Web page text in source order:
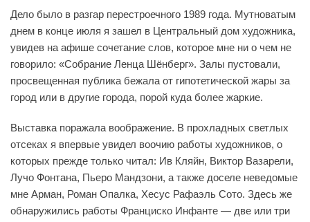
Дело было в разгар перестроечного 1989 года. Мутноватым
днем в конце июля я зашел в Центральный дом художника,
увидев на афише сочетание слов, которое мне ни о чем не
говорило: «Собрание Ленца Шёнберг». Залы пустовали,
просвещенная публика бежала от гипотетической жары за
город или в другие города, порой куда более жаркие.
Выставка поражала воображение. В прохладных светлых
отсеках я впервые увидел воочию работы художников, о
которых прежде только читал: Ив Кляйн, Виктор Вазарели,
Лучо Фонтана, Пьеро Мандзони, а также доселе неведомые
мне Арман, Роман Опалка, Хесус Рафаэль Сото. Здесь же
обнаружились работы Франциско Инфанте — две или три